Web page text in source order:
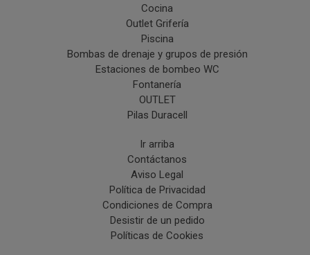
Cocina
Outlet Grifería
Piscina
Bombas de drenaje y grupos de presión
Estaciones de bombeo WC
Fontanería
OUTLET
Pilas Duracell
Ir arriba
Contáctanos
Aviso Legal
Política de Privacidad
Condiciones de Compra
Desistir de un pedido
Políticas de Cookies